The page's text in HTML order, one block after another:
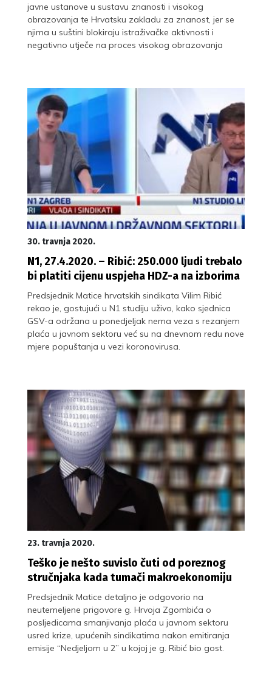
javne ustanove u sustavu znanosti i visokog
obrazovanja te Hrvatsku zakladu za znanost, jer se
njima u suštini blokiraju istraživačke aktivnosti i
negativno utječe na proces visokog obrazovanja
30. travnja 2020.
N1, 27.4.2020. – Ribić: 250.000 ljudi trebalo
bi platiti cijenu uspjeha HDZ-a na izborima
Predsjednik Matice hrvatskih sindikata Vilim Ribić
rekao je, gostujući u N1 studiju uživo, kako sjednica
GSV-a održana u ponedjeljak nema veza s rezanjem
plaća u javnom sektoru već su na dnevnom redu nove
mjere popuštanja u vezi koronovirusa.
23. travnja 2020.
Teško je nešto suvislo čuti od poreznog
stručnjaka kada tumači makroekonomiju
Predsjednik Matice detaljno je odgovorio na
neutemeljene prigovore g. Hrvoja Zgombića o
posljedicama smanjivanja plaća u javnom sektoru
usred krize, upućenih sindikatima nakon emitiranja
emisije “Nedjeljom u 2” u kojoj je g. Ribić bio gost.